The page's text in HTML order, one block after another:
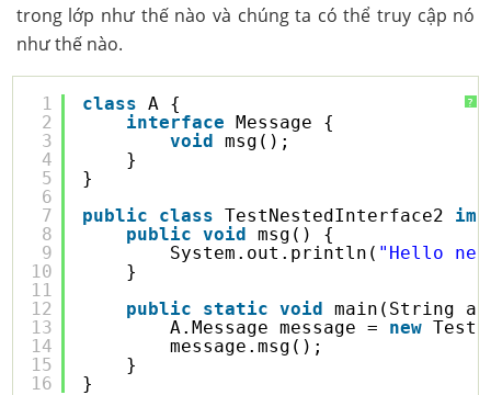
trong lớp như thế nào và chúng ta có thể truy cập nó
như thế nào.
?
1
2
3
4
5
6
7
8
9
10
11
12
13
14
15
16
class
A {
interface
Message {
void
msg();
}
}
public
class TestNestedInterface2
public
void
msg() {
System.out.println( "Hello
}
public
static void
main(String
A.Message message = new
message.msg();
}
}